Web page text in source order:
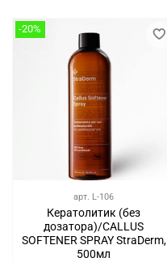
-20%
арт. L-106
Кератолитик (без
дозатора)/CALLUS
SOFTENER SPRAY StraDerm,
500мл